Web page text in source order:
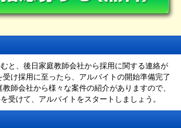
と、後日家庭教師会社から採用に関する連絡が
受け採用に至ったら、アルバイトの開始準備完了
師会社から様々な案件の紹介がありますので、
受けて、アルバイトをスタートしましょう。